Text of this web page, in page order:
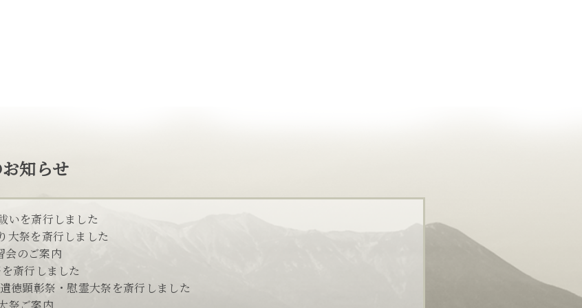
知らせ
を斎行しました
祭を斎行しました
会のご案内
斎行しました
徳顕彰祭・慰霊大祭を斎行しました
祭ご案内